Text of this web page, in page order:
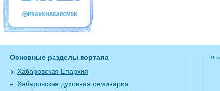
Основные разделы портала
Хабаровская Епархия
Хабаровская духовная семинария